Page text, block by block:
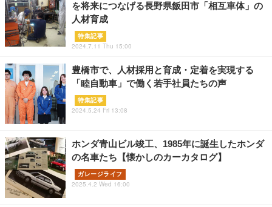
を将来につなげる長野県飯田市「相互車体」の
人材育成
特集記事
2024.7.11 Thu 15:00
豊橋市で、人材採用と育成・定着を実現する
「睦自動車」で働く若手社員たちの声
特集記事
2024.5.24 Fri 13:08
ホンダ青山ビル竣工、1985年に誕生したホンダ
の名車たち【懐かしのカーカタログ】
ガレージライフ
2025.4.2 Wed 16:00